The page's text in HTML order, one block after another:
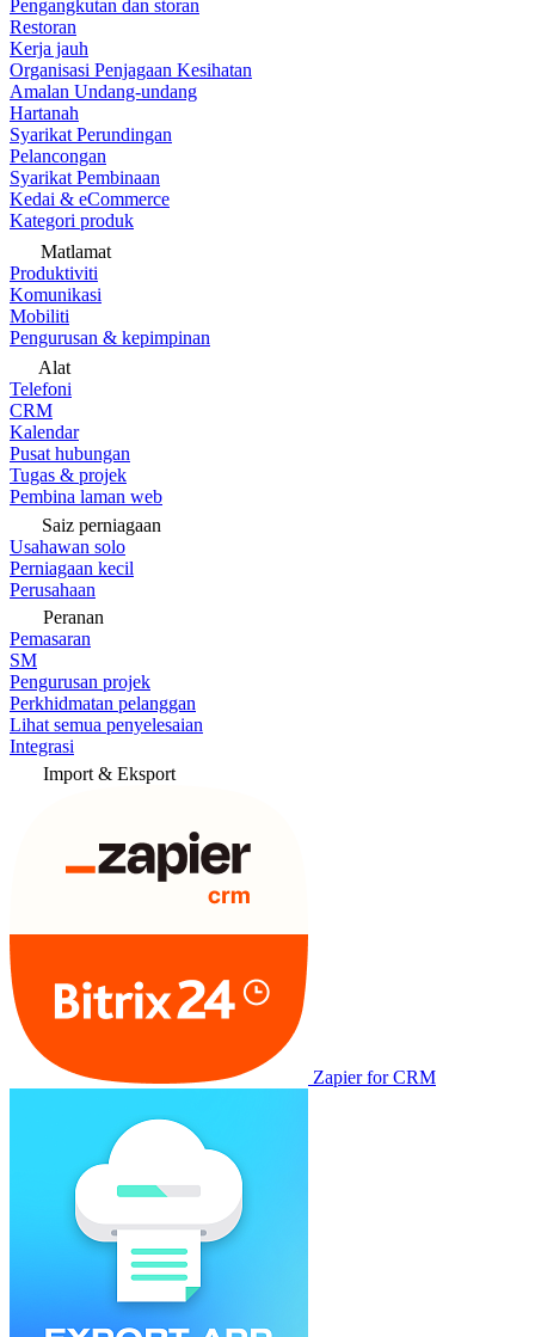
Pengangkutan dan storan
Restoran
Kerja jauh
Organisasi Penjagaan Kesihatan
Amalan Undang-undang
Hartanah
Syarikat Perundingan
Pelancongan
Syarikat Pembinaan
Kedai & eCommerce
Kategori produk
Matlamat
Produktiviti
Komunikasi
Mobiliti
Pengurusan & kepimpinan
Alat
Telefoni
CRM
Kalendar
Pusat hubungan
Tugas & projek
Pembina laman web
Saiz perniagaan
Usahawan solo
Perniagaan kecil
Perusahaan
Peranan
Pemasaran
SM
Pengurusan projek
Perkhidmatan pelanggan
Lihat semua penyelesaian
Integrasi
Import & Eksport
Zapier for CRM